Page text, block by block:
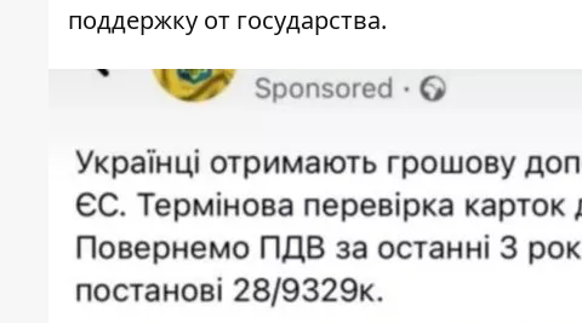
поддержку от государства.